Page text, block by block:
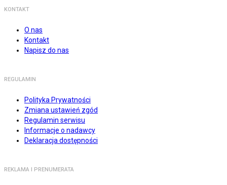
KONTAKT
O nas
Kontakt
Napisz do nas
REGULAMIN
Polityka Prywatności
Zmiana ustawień zgód
Regulamin serwisu
Informacje o nadawcy
Deklaracja dostępności
REKLAMA I PRENUMERATA